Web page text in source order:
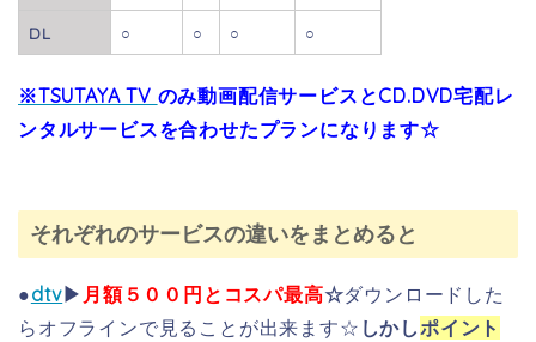
DL ○ ○ ○ ○
※TSUTAYA TV のみ動画配信サービスとCD.DVD宅配レ
ンタルサービスを合わせたプランになります☆
それぞれのサービスの違いをまとめると
●dtv▶ 月額５００円とコスパ最高☆ダウンロードした
らオフラインで見ることが出来ます☆ しかしポイント